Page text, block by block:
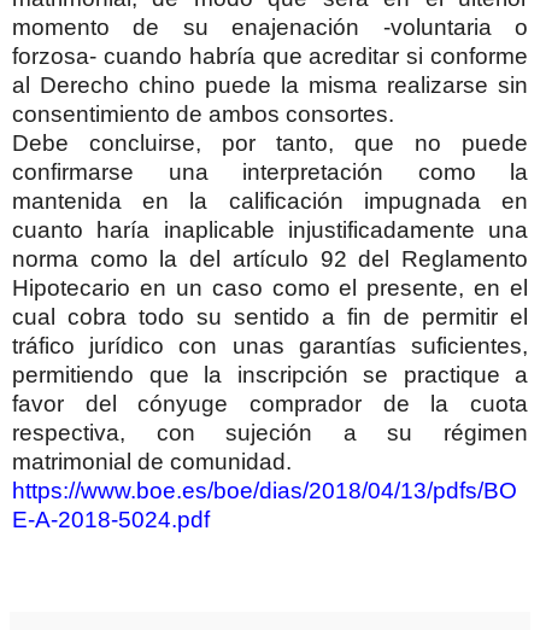
momento de su enajenación -voluntaria o
forzosa- cuando habría que acreditar si conforme
al Derecho chino puede la misma realizarse sin
consentimiento de ambos consortes.
Debe concluirse, por tanto, que no puede
confirmarse una interpretación como la
mantenida en la calificación impugnada en
cuanto haría inaplicable injustificadamente una
norma como la del artículo 92 del Reglamento
Hipotecario en un caso como el presente, en el
cual cobra todo su sentido a fin de permitir el
tráfico jurídico con unas garantías suficientes,
permitiendo que la inscripción se practique a
favor del cónyuge comprador de la cuota
respectiva, con sujeción a su régimen
matrimonial de comunidad.
https://www.boe.es/boe/dias/2018/04/13/pdfs/BO
E-A-2018-5024.pdf